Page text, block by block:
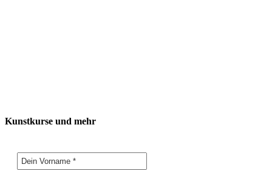
Kunstkurse und mehr